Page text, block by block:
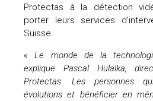
Protectas à la détection
porter leurs services
Suisse.
« Le monde de la
explique Pascal Hulalka,
Protectas. Les personnes
évolutions et bénéficier en